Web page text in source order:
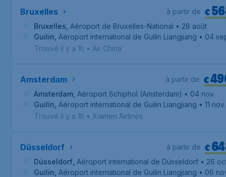
Bruxelles €
à partir de
Bruxelles Aéroport de Bruxelles-National • 28 août
Guilin Aéroport international de Guilin Liangjiang • 04
Trouvé il y a 1h • Air China
Amsterdam €
à partir de
Amsterdam Aéroport Schiphol (Amsterdam) • 04 nov.
Guilin Aéroport international de Guilin Liangjiang • 11 nov.
Trouvé il y a 1h • Xiamen Airlines
Düsseldorf €
à partir de
Düsseldorf Aéroport international de Düsseldorf • 26
Guilin Aéroport international de Guilin Liangjiang • 06